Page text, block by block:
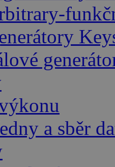
a sběr